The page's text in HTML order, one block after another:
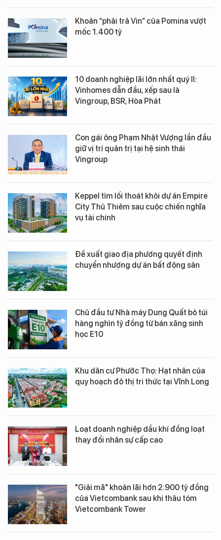
Khoản “phải trả Vin” của Pomina vượt
mốc 1.400 tỷ
10 doanh nghiệp lãi lớn nhất quý II:
Vinhomes dẫn đầu, xếp sau là
Vingroup, BSR, Hòa Phát
Con gái ông Phạm Nhật Vượng lần đầu
giữ vị trí quản trị tại hệ sinh thái
Vingroup
Keppel tìm lối thoát khỏi dự án Empire
City Thủ Thiêm sau cuộc chiến nghĩa
vụ tài chính
Đề xuất giao địa phương quyết định
chuyển nhượng dự án bất động sản
Chủ đầu tư Nhà máy Dung Quất bỏ túi
hàng nghìn tỷ đồng từ bán xăng sinh
học E10
Khu dân cư Phước Thọ: Hạt nhân của
quy hoạch đô thị tri thức tại Vĩnh Long
Loạt doanh nghiệp dầu khí đồng loạt
thay đổi nhân sự cấp cao
"Giải mã" khoản lãi hơn 2.900 tỷ đồng
của Vietcombank sau khi thâu tóm
Vietcombank Tower